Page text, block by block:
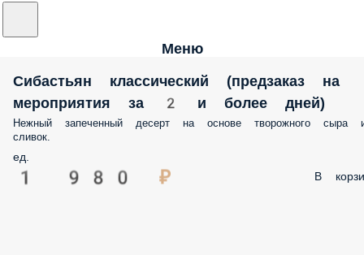
Меню
Сибастьян классический (предзаказ на
мероприятия за 2 и более дней)
Нежный запеченный десерт на основе творожного сыра
сливок.
ед.
1 980 ₽ В